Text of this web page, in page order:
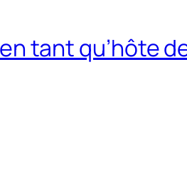
tant qu’hôte